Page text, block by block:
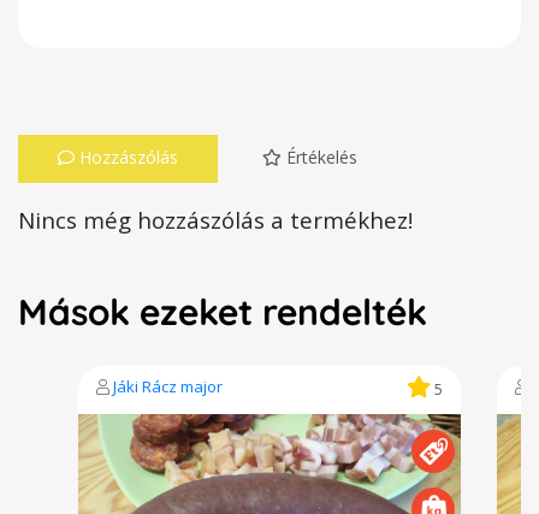
Hozzászólás Értékelés
Nincs még hozzászólás a termékhez!
Mások ezeket rendelték
Jáki Rácz major 5